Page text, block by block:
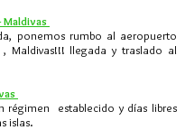
ponemos rumbo al aeropuerto
Maldivas!!! llegada y traslado al
régimen establecido y días libres
islas.